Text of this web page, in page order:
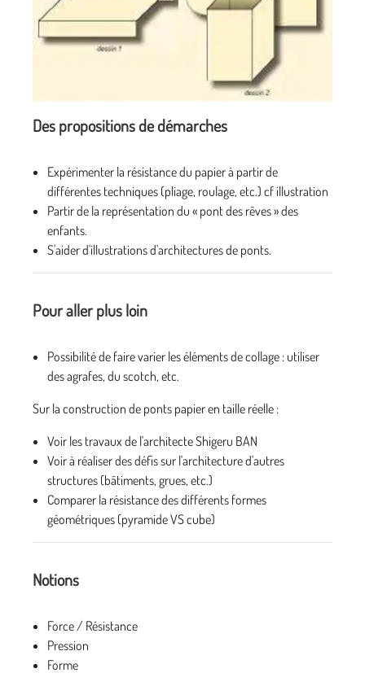
Des propositions de démarches
Expérimenter la résistance du papier à partir de
différentes techniques (pliage, roulage, etc.) cf illustration
Partir de la représentation du « pont des rêves » des
enfants.
S'aider d'illustrations d'architectures de ponts.
Pour aller plus loin
Possibilité de faire varier les éléments de collage : utiliser
des agrafes, du scotch, etc.
Sur la construction de ponts papier en taille réelle :
Voir les travaux de l'architecte Shigeru BAN
Voir à réaliser des défis sur l'architecture d'autres
structures (bâtiments, grues, etc.)
Comparer la résistance des différents formes
géométriques (pyramide VS cube)
Notions
Force / Résistance
Pression
Forme